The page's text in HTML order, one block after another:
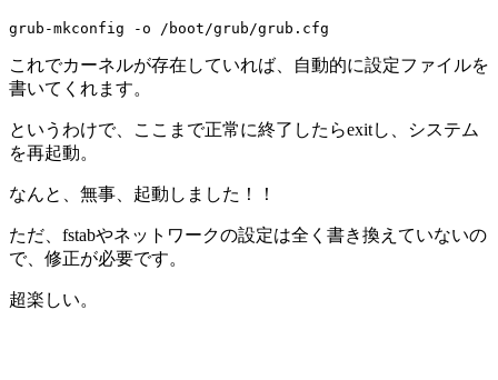
grub-mkconfig -o /boot/grub/grub.cfg
これでカーネルが存在していれば、自動的に設定ファイルを
書いてくれます。
というわけで、ここまで正常に終了したらexitし、システム
を再起動。
なんと、無事、起動しました！！
ただ、fstabやネットワークの設定は全く書き換えていないの
で、修正が必要です。
超楽しい。